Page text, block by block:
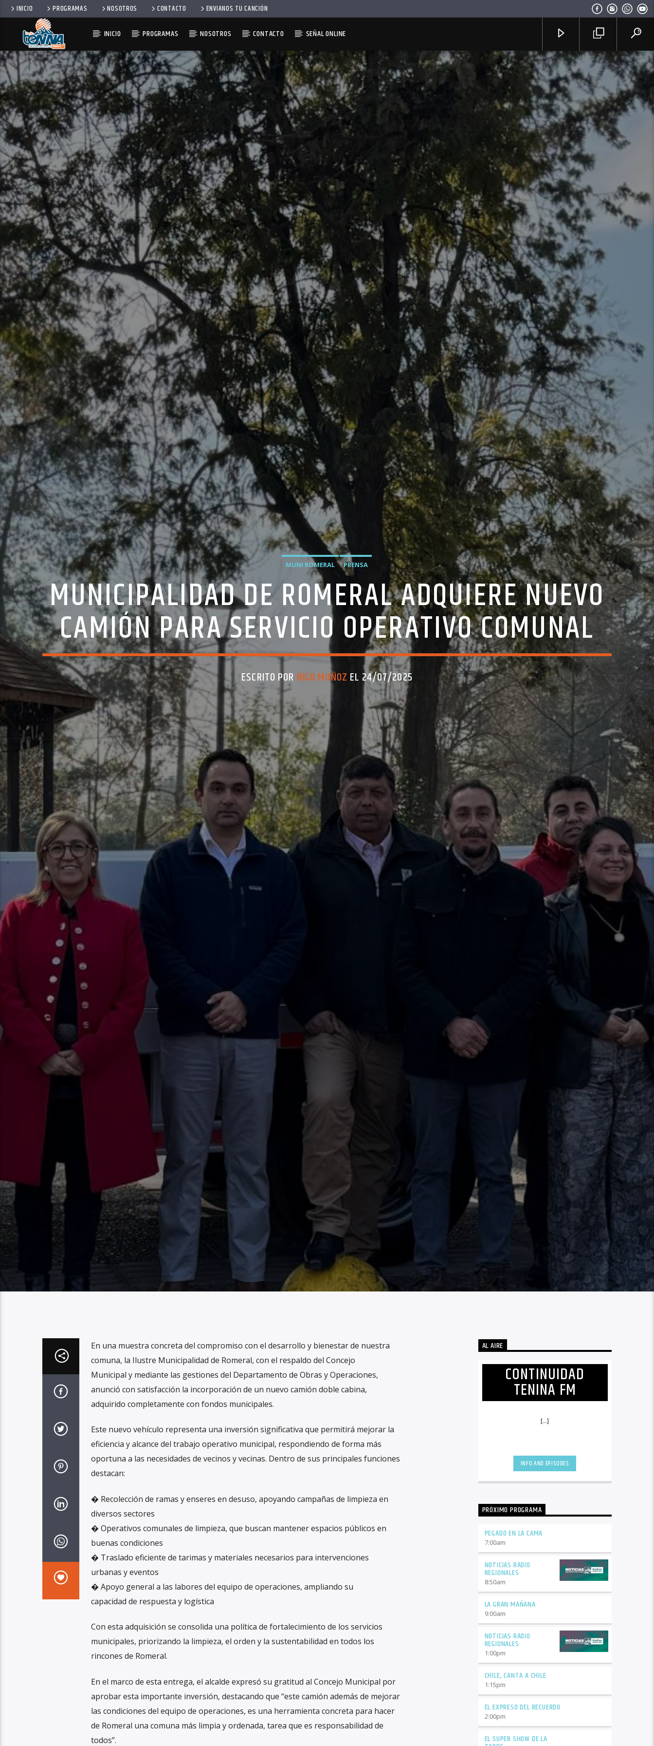
INICIO PROGRAMAS NOSOTROS CONTACTO ENVIANOS TU CANCIÓN
INICIO PROGRAMAS NOSOTROS CONTACTO SEÑAL ONLINE
MUNI ROMERAL PRENSA
MUNICIPALIDAD DE ROMERAL ADQUIERE NUEVO
CAMIÓN PARA SERVICIO OPERATIVO COMUNAL
ESCRITO POR RIGO MUÑOZ EL 24/07/2025
En una muestra concreta del compromiso con el desarrollo y bienestar de nuestra
comuna, la Ilustre Municipalidad de Romeral, con el respaldo del Concejo
Municipal y mediante las gestiones del Departamento de Obras y Operaciones,
anunció con satisfacción la incorporación de un nuevo camión doble cabina,
adquirido completamente con fondos municipales.
Este nuevo vehículo representa una inversión significativa que permitirá mejorar la
eficiencia y alcance del trabajo operativo municipal, respondiendo de forma más
oportuna a las necesidades de vecinos y vecinas. Dentro de sus principales funciones
destacan:
� Recolección de ramas y enseres en desuso, apoyando campañas de limpieza en
diversos sectores
� Operativos comunales de limpieza, que buscan mantener espacios públicos en
buenas condiciones
� Traslado eficiente de tarimas y materiales necesarios para intervenciones
urbanas y eventos
� Apoyo general a las labores del equipo de operaciones, ampliando su
capacidad de respuesta y logística
Con esta adquisición se consolida una política de fortalecimiento de los servicios
municipales, priorizando la limpieza, el orden y la sustentabilidad en todos los
rincones de Romeral.
En el marco de esta entrega, el alcalde expresó su gratitud al Concejo Municipal por
aprobar esta importante inversión, destacando que “este camión además de mejorar
las condiciones del equipo de operaciones, es una herramienta concreta para hacer
de Romeral una comuna más limpia y ordenada, tarea que es responsabilidad de
todos”.
AL AIRE
CONTINUIDAD
TENINA FM
[...]
INFO AND EPISODES
PRÓXIMO PROGRAMA
PEGADO EN LA CAMA
7:00am
NOTICIAS RADIO
REGIONALES
8:50am
LA GRAN MAÑANA
9:00am
NOTICIAS RADIO
REGIONALES
1:00pm
CHILE, CANTA A CHILE
1:15pm
EL EXPRESO DEL RECUERDO
2:00pm
EL SUPER SHOW DE LA